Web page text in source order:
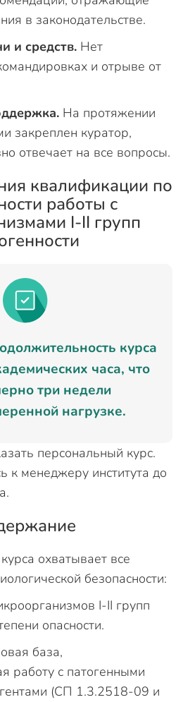
в законодательстве.
и средств. Нет
и отрыве от
На протяжении
закреплен куратор,
отвечает на все вопросы.
квалификации по
работы с
I-II групп
курса
часа, что
три недели
нагрузке.
персональный курс.
к менеджеру института до
охватывает все
безопасности:
I-II групп
опасности.
база,
работу с патогенными
(СП 1.3.2518-09 и